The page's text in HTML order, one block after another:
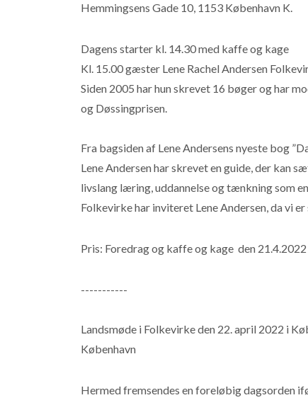
Hemmingsens Gade 10, 1153 København K.
Dagens starter kl. 14.30 med kaffe og kage
Kl. 15.00 gæster Lene Rachel Andersen
Siden 2005 har hun skrevet 16 bøger og har
og Døssingprisen.
Fra bagsiden af Lene Andersens nyeste bog
Lene Andersen har skrevet en guide, der kan
livslang læring, uddannelse og tænkning som
Folkevirke har inviteret Lene Andersen, da vi
Pris: Foredrag og kaffe og kage den
-----------
Landsmøde i Folkevirke den 22. april 2022 i
København
Hermed fremsendes en foreløbig dagsorden